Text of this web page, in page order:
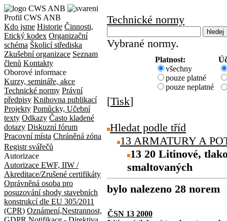
Profil CWS ANB
Kdo jsme Historie Činnosti,
Etický kodex Organizační
schéma Školicí střediska
Zkušební organizace Seznam
členů Kontakty
Oborové informace
Kurzy, semináře, akce
Technické normy Právní
předpisy Knihovna publikací
Projekty Pomůcky, Učební
texty Odkazy Často kladené
dotazy Diskuzní fórum
Pracovní místa Chráněná zóna
Registr svářečů
Autorizace
Autorizace EWF, IIW /
Akreditace/Zrušené certifikáty
Oprávněná osoba pro
posuzování shody stavebních
konstrukcí dle EU 305/2011
(CPR) Oznámení,Nestrannost,
Technické normy
Vybrané normy.
Platnost:
všechny
pouze platné
pouze neplatné
[Tisk]
Hledat podle tříd
13 ARMATURY A
13 20 Litinové,
smaltovaných
bylo nalezeno 28 norem
ČSN 13 2000